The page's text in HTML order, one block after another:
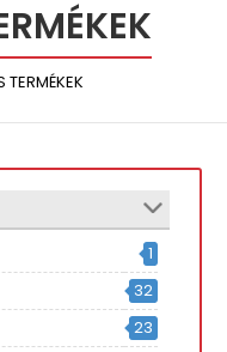
TERMÉKEK
1
32
23